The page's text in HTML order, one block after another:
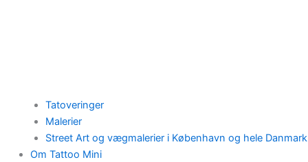
Tatoveringer
Malerier
Street Art og vægmalerier i København og hele Danmark
Om Tattoo Mini